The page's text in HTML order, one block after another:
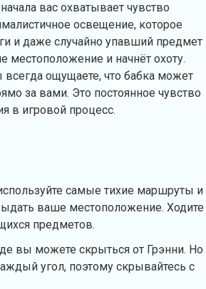
вас охватывает чувство
освещение, которое
и даже случайно упавший предмет
местоположение и начнёт охоту.
всегда ощущаете, что бабка может
за вами. Это постоянное чувство
в игровой процесс.
самые тихие маршруты и
ваше местоположение. Ходите
предметов.
вы можете скрыться от Грэнни. Но
угол, поэтому скрывайтесь с